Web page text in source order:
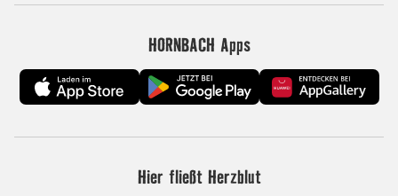
HORNBACH Apps
Hier fließt Herzblut